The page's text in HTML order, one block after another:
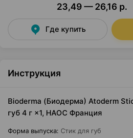
23,49 — 26,16 р.
Где купить
Инструкция
Bioderma (Биодерма) Atoderm
губ 4 г ×1, НАОС Франция
Форма выпуска: Стик для губ